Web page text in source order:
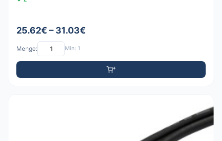
25.62€ – 31.03€
Menge: Min: 1